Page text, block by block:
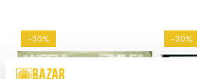
-30% -30%